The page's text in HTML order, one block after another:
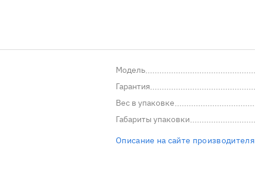
Модель
Гарантия
Вес в упаковке
Габариты упаковки
Описание на сайте производителя